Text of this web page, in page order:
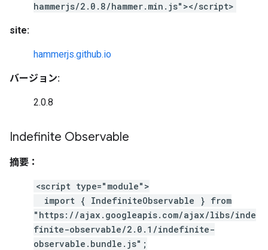
hammerjs/2.0.8/hammer.min.js"></script>
site:
hammerjs.github.io
バージョン:
2.0.8
Indefinite Observable
摘要：
<script type="module">
import { IndefiniteObservable } from
"https://ajax.googleapis.com/ajax/libs/inde
finite-observable/2.0.1/indefinite-
observable.bundle.js";